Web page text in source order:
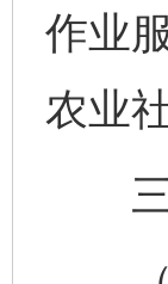
作业
农业
三